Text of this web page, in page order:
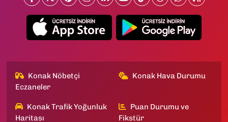
Konak Nöbetçi
Eczaneler
Konak Hava Durumu
Konak Trafik Yoğunluk
Haritası
Puan Durumu ve
Fikstür